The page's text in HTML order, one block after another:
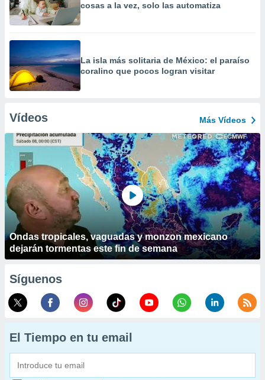
cosas a la vez, solo las automatiza
La isla más solitaria de México: el paraíso
coralino que pocos logran visitar
Vídeos Más Vídeos
Ondas tropicales, vaguadas y monzon mexicano
dejarán tormentas este fin de semana
Síguenos
El Tiempo en tu email